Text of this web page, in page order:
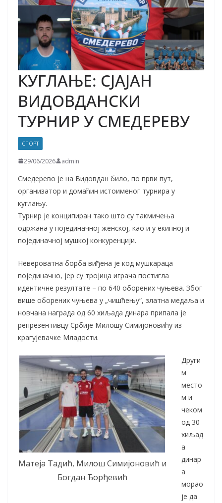
КУГЛАЊЕ: СЈАЈАН
ВИДОВДАНСКИ
ТУРНИР У СМЕДЕРЕВУ
СПОРТ
29/06/2026 admin
Смедерево је на Видовдан било, по први пут,
организатор и домаћин истоименог турнира у
куглању.
Турнир је конципиран тако што су такмичења
одржана у појединачној женској, као и у екипној и
појединачној мушкој конкуренцији.
Невероватна борба виђена је код мушкараца
појединачно, јер су тројица играча постигла
идентичне резултате – по 640 оборених чуњева. Због
више оборених чуњева у „чишћењу“, златна медаља и
новчана награда од 60 хиљада динара припала је
репрезентивцу Србије Милошу Симијоновићу из
крагујевачке Младости.
Матеја Тадић, Милош Симијоновић и
Богдан Ђорђевић
Други
м
место
м и
чеком
од 30
хиљад
а
динар
а
морао
је да